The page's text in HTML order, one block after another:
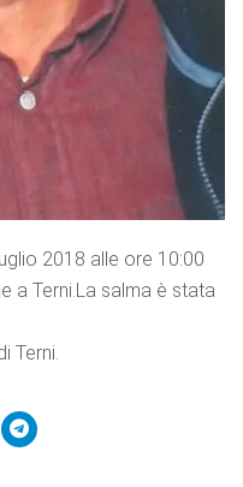
2018 alle ore 10:00
a Terni.La salma è stata
Terni.